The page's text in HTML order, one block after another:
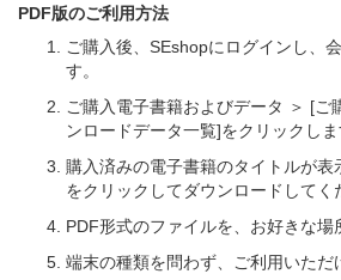
PDF版のご利用方法
ご購入後、SEshopにログインし、
す。
ご購入電子書籍およびデータ ＞ [ご
ンロードデータ一覧]をクリックしま
購入済みの電子書籍のタイトルが表
をクリックしてダウンロードしてく
PDF形式のファイルを、お好きな場
端末の種類を問わず、ご利用いただ